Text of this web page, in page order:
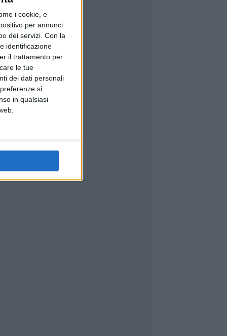
i cookie, e
per annunci
dei servizi. Con la
identificazione
il trattamento per
le tue
dei dati personali
si
in qualsiasi